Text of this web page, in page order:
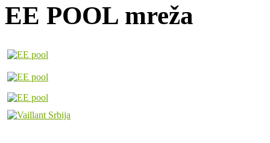
EE POOL mreža